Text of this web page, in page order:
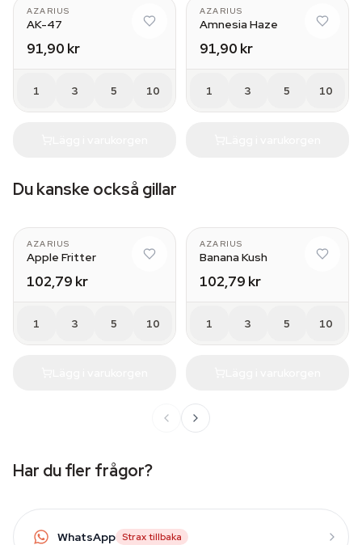
AZARIUS
AK-47
91,90 kr
1 3 5 10
AZARIUS
Amnesia Haze
91,90 kr
1 3 5 10
Du kanske också gillar
AZARIUS
Apple Fritter
102,79 kr
1 3 5 10
AZARIUS
Banana Kush
102,79 kr
1 3 5 10
Har du fler frågor?
WhatsApp Strax tillbaka